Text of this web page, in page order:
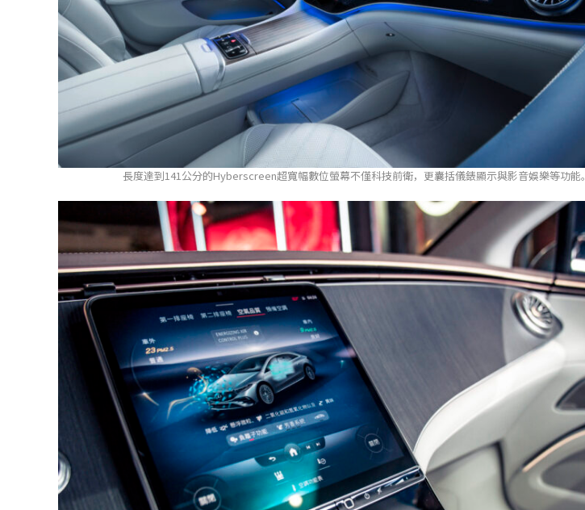
長度達到141公分的Hyberscreen超寬幅數位螢幕不僅科技前衛，更囊括儀錶顯示與影音娛樂等功能。